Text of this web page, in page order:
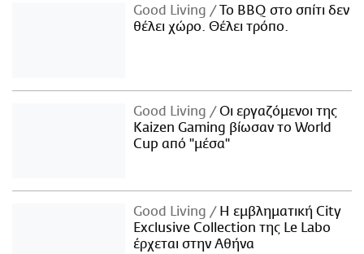
Good Living
Το BBQ στο σπίτι δεν
θέλει χώρο. Θέλει τρόπο.
Good Living
Οι εργαζόμενοι της
Kaizen Gaming βίωσαν το World
Cup από "μέσα"
Good Living
Η εμβληματική City
Exclusive Collection της Le Labo
έρχεται στην Αθήνα